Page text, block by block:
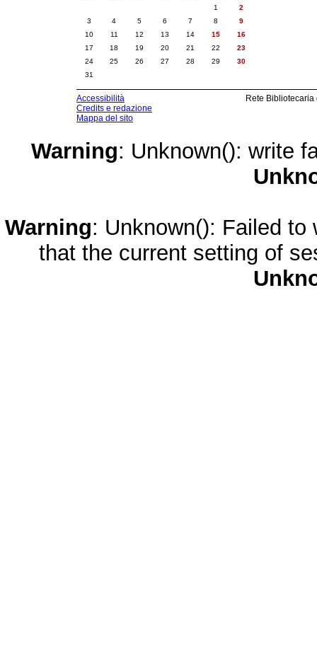
1
2
3
4 5 6 7 8
9
10
11 12 13 14 15
16
17
18 19 20 21 22
23
24
25 26 27 28 29
30
31
Accessibilità
Credits e redazione
Mappa del sito
Rete
Warning: Unknown(): write
Warning: Unknown(): Failed
that the current setting of